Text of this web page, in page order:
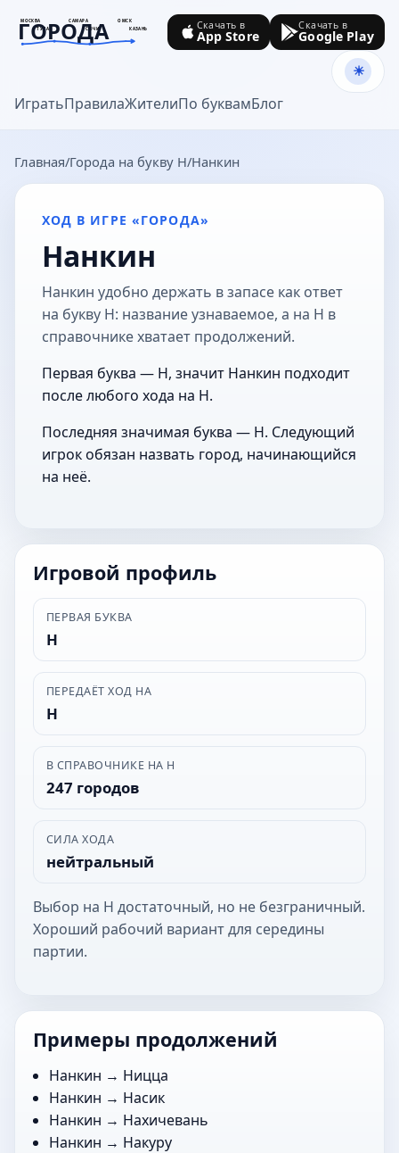
МОСКВА САМАРА
ОМСК
ТУЛА
СОЧИ КАЗАНЬ
ГОРОДА
goroda-na.ru
ИгратьПравилаЖителиПо буквамБлог
Скачать в
App Store
Скачать в
Google Play
Главная Города на букву Н Нанкин
ХОД В ИГРЕ «ГОРОДА»
Нанкин
Нанкин удобно держать в запасе как ответ
на букву Н: название узнаваемое, а на Н в
справочнике хватает продолжений.
Первая буква — Н, значит Нанкин подходит
после любого хода на Н.
Последняя значимая буква — Н. Следующий
игрок обязан назвать город, начинающийся
на неё.
Игровой профиль
ПЕРВАЯ БУКВА
Н
ПЕРЕДАЁТ ХОД НА
Н
В СПРАВОЧНИКЕ НА Н
247 городов
СИЛА ХОДА
нейтральный
Выбор на Н достаточный, но не безграничный.
Хороший рабочий вариант для середины
партии.
Примеры продолжений
Нанкин → Ницца
Нанкин → Насик
Нанкин → Нахичевань
Нанкин → Накуру